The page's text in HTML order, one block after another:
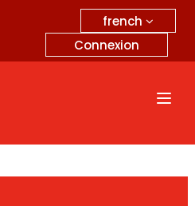
french
Connexion